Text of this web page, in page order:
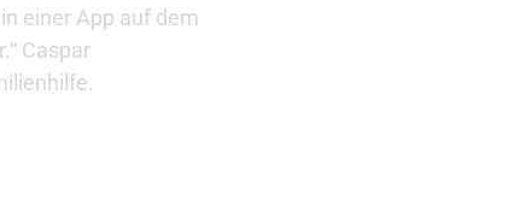
einer App auf dem
Caspar